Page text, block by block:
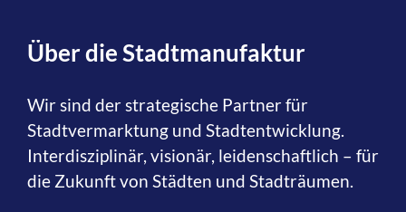
Über die Stadtmanufaktur
Wir sind der strategische Partner für
Stadtvermarktung und Stadtentwicklung.
Interdisziplinär, visionär, leidenschaftlich – für
die Zukunft von Städten und Stadträumen.